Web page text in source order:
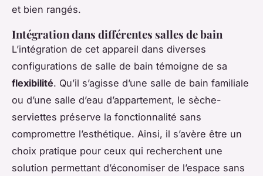
et bien rangés.
Intégration dans différentes salles de bain
L’intégration de cet appareil dans diverses
configurations de salle de bain témoigne de sa
flexibilité. Qu’il s’agisse d’une salle de bain familiale
ou d’une salle d’eau d’appartement, le sèche-
serviettes préserve la fonctionnalité sans
compromettre l’esthétique. Ainsi, il s’avère être un
choix pratique pour ceux qui recherchent une
solution permettant d’économiser de l’espace sans